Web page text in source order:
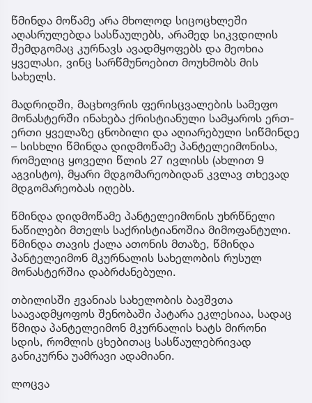
წმინდა მოწამე არა მხოლოდ სიცოცხლეში
აღასრულებდა სასწაულებს, არამედ სიკვდილის
შემდგომაც კურნავს ავადმყოფებს და მეოხია
ყველასი, ვინც სარწმუნოებით მოუხმობს მის
სახელს.
მადრიდში, მაცხოვრის ფერისცვალების სამეფო
მონასტერში ინახება ქრისტიანული სამყაროს ერთ-
ერთი ყველაზე ცნობილი და აღიარებული სიწმინდე
– სისხლი წმინდა დიდმოწამე პანტელეიმონისა,
რომელიც ყოველი წლის 27 ივლისს (ახლით 9
აგვისტო), მყარი მდგომარეობიდან კვლავ თხევად
მდგომარეობას იღებს.
წმინდა დიდმოწამე პანტელეიმონის უხრწნელი
ნაწილები მთელს საქრისტიანოშია მიმოფანტული.
წმინდა თავის ქალა ათონის მთაზე, წმინდა
პანტელეიმონ მკურნალის სახელობის რუსულ
მონასტერშია დაბრძანებული.
თბილისში ჟვანიას სახელობის ბავშვთა
საავადმყოფოს შენობაში პატარა ეკლესიაა, სადაც
წმიდა პანტელეიმონ მკურნალის ხატს მირონი
სდის, რომლის ცხებითაც სასწაულებრივად
განიკურნა უამრავი ადამიანი.
ლოცვა